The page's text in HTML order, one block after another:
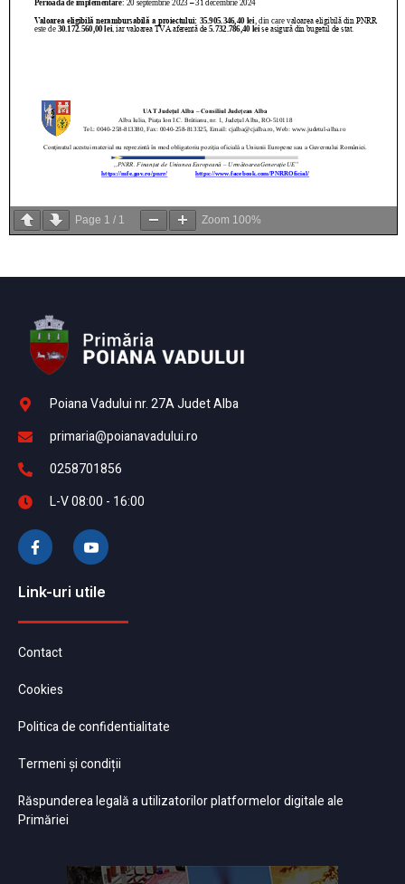
Page 1 / 1 Zoom 100%
Poiana Vadului nr. 27A Judet Alba
primaria@poianavadului.ro
0258701856
L-V 08:00 - 16:00
Link-uri utile
Contact
Cookies
Politica de confidentialitate
Termeni și condiții
Răspunderea legală a utilizatorilor platformelor digitale ale
Primăriei